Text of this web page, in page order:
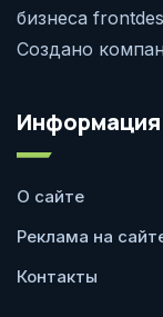
бизнеса
Создано
Информация
О сайте
Реклама на
Контакты